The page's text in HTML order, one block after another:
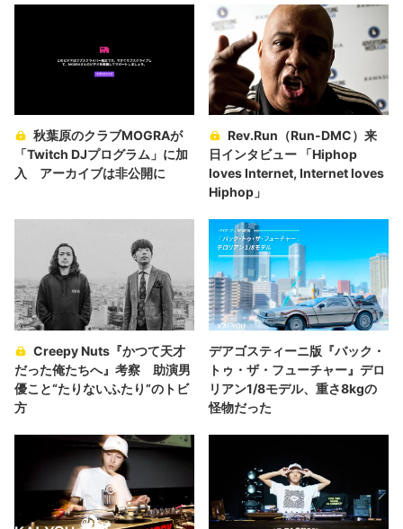
秋葉原のクラブMOGRAが
「Twitch DJプログラム」に加
入 アーカイブは非公開に
Rev.Run（Run-DMC）来
日インタビュー 「Hiphop
loves Internet, Internet loves
Hiphop」
Creepy Nuts『かつて天才
だった俺たちへ』考察 助演男
優こと“たりないふたり”のトビ
方
デアゴスティーニ版『バック・
トゥ・ザ・フューチャー』デロ
リアン1/8モデル、重さ8kgの
怪物だった